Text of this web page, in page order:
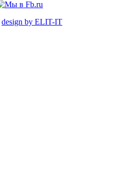
design by ELIT-IT